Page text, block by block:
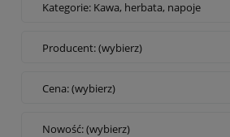
Kategorie: Kawa, herbata, napoje
Producent: (wybierz)
Cena: (wybierz)
Nowość: (wybierz)